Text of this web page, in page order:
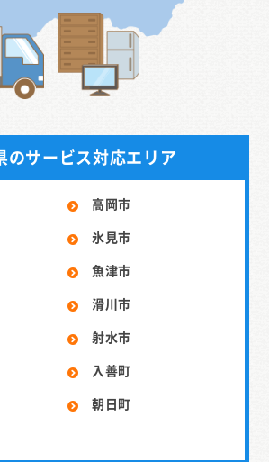
のサービス対応エリア
高岡市
氷見市
魚津市
滑川市
射水市
入善町
朝日町